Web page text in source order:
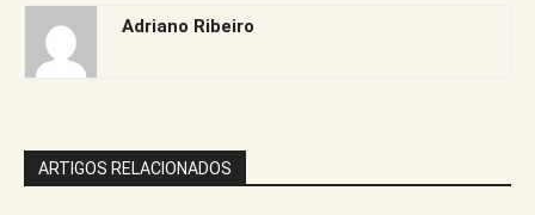
Adriano Ribeiro
ARTIGOS RELACIONADOS